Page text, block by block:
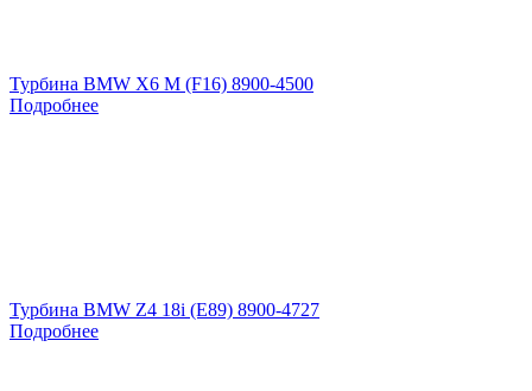
Турбина BMW X6 M (F16) 8900-4500
Подробнее
Турбина BMW Z4 18i (E89) 8900-4727
Подробнее